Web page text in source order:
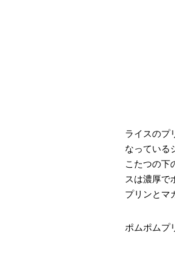
ライスのプ
なっている
こたつの下
スは濃厚で
プリンとマ
ポムポムプ